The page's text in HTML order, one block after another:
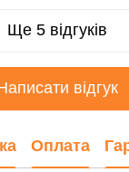
Ще 5 відгуків
відгук
Оплата